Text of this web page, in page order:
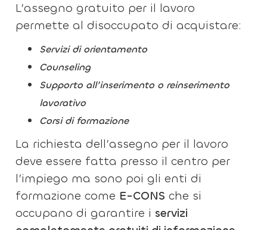
L’assegno gratuito per il lavoro
permette al disoccupato di acquistare:
Servizi di orientamento
Counseling
Supporto all’inserimento o reinserimento
lavorativo
Corsi di formazione
La richiesta dell’assegno per il lavoro
deve essere fatta presso il centro per
l’impiego ma sono poi gli enti di
formazione come E-CONS che si
occupano di garantire i servizi